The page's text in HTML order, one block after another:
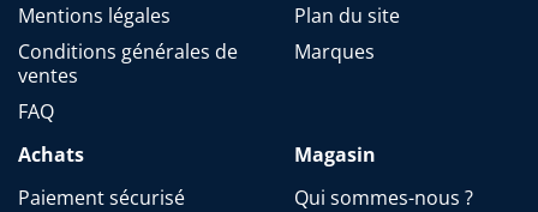
Mentions légales
Conditions générales de
ventes
FAQ
Plan du site
Marques
Achats
Paiement sécurisé
Magasin
Qui sommes-nous ?